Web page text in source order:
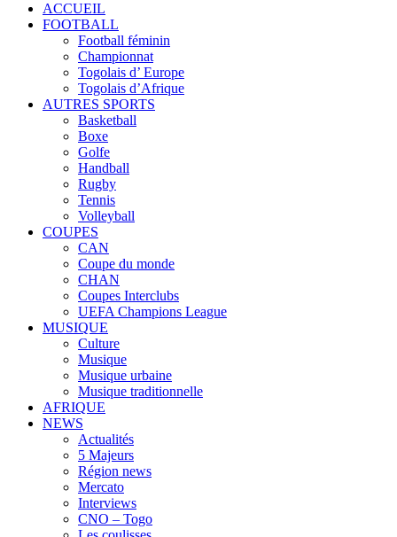
ACCUEIL
FOOTBALL
Football féminin
Championnat
Togolais d’ Europe
Togolais d’Afrique
AUTRES SPORTS
Basketball
Boxe
Golfe
Handball
Rugby
Tennis
Volleyball
COUPES
CAN
Coupe du monde
CHAN
Coupes Interclubs
UEFA Champions League
MUSIQUE
Culture
Musique
Musique urbaine
Musique traditionnelle
AFRIQUE
NEWS
Actualités
5 Majeurs
Région news
Mercato
Interviews
CNO – Togo